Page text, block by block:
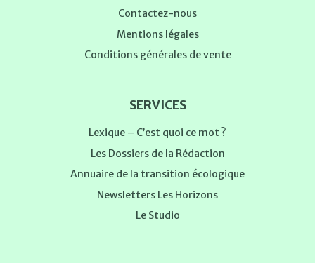
Contactez-nous
Mentions légales
Conditions générales de vente
SERVICES
Lexique – C’est quoi ce mot ?
Les Dossiers de la Rédaction
Annuaire de la transition écologique
Newsletters Les Horizons
Le Studio